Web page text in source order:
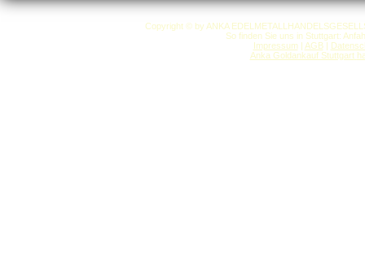
Copyright © by ANKA
So finden Sie uns in Stuttgart:
Impressum| AGB|
Anka Goldankauf Stuttgart